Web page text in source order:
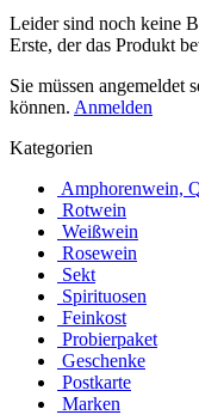
Leider sind noch keine
Erste, der das Produkt
Sie müssen angemeldet
können. Anmelden
Kategorien
Amphorenwein,
Rotwein
Weißwein
Rosewein
Sekt
Spirituosen
Feinkost
Probierpaket
Geschenke
Postkarte
Marken